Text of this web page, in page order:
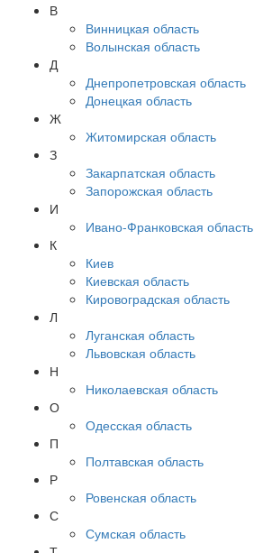
В
Винницкая область
Волынская область
Д
Днепропетровская область
Донецкая область
Ж
Житомирская область
З
Закарпатская область
Запорожская область
И
Ивано-Франковская область
К
Киев
Киевская область
Кировоградская область
Л
Луганская область
Львовская область
Н
Николаевская область
О
Одесская область
П
Полтавская область
Р
Ровенская область
С
Сумская область